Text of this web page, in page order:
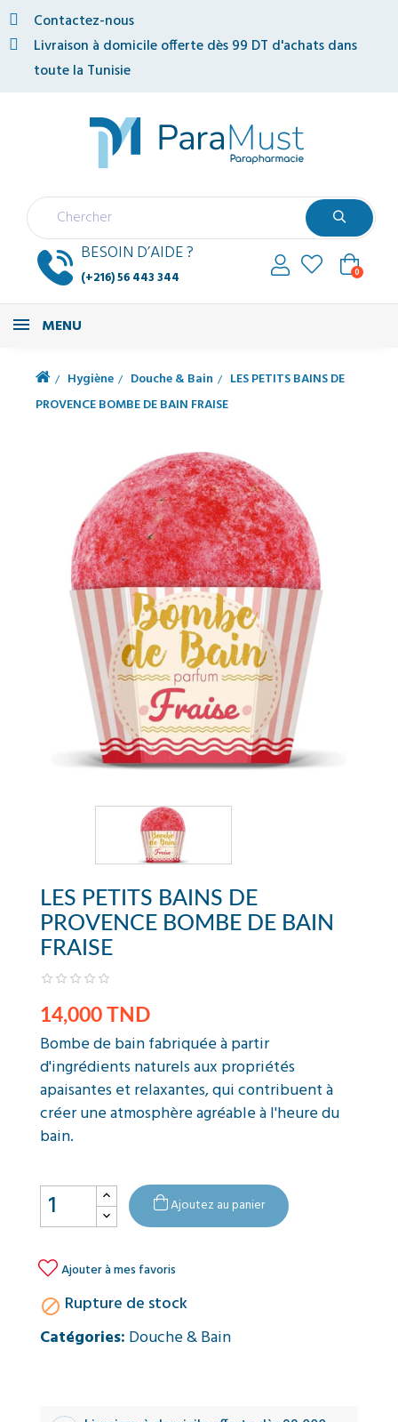
Contactez-nous
Livraison à domicile offerte dès 99 DT d'achats dans
toute la Tunisie
BESOIN D’AIDE ?
(+216) 56 443 344 0
MENU
Hygiène Douche & Bain
LES PETITS BAINS DE
PROVENCE BOMBE DE BAIN FRAISE
LES PETITS BAINS DE
PROVENCE BOMBE DE BAIN
FRAISE
14,000 TND
Bombe de bain fabriquée à partir
d'ingrédients naturels aux propriétés
apaisantes et relaxantes, qui contribuent à
créer une atmosphère agréable à l'heure du
bain.
Ajoutez au panier
Ajouter à mes favoris
 Rupture de stock
Catégories: Douche & Bain